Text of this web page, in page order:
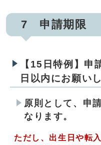
7 申請期限
【15日特例】申
日以内にお願い
原則として、申
なります。
ただし、出生日や転